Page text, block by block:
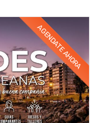
AGENDATE AHORA